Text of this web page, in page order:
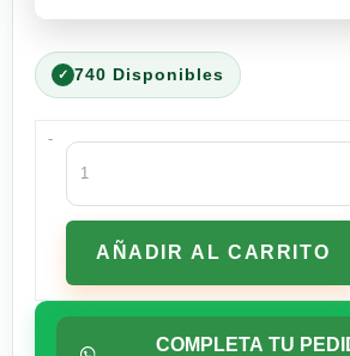
740 Disponibles
-
Vino
Espumoso
Chandon
Brut
187
ml
cantidad
AÑADIR AL CARRITO
COMPLETA TU